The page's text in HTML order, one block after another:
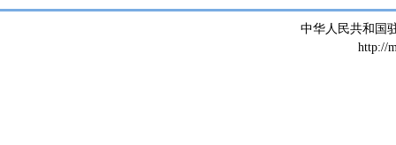
中华人民共和国
http://